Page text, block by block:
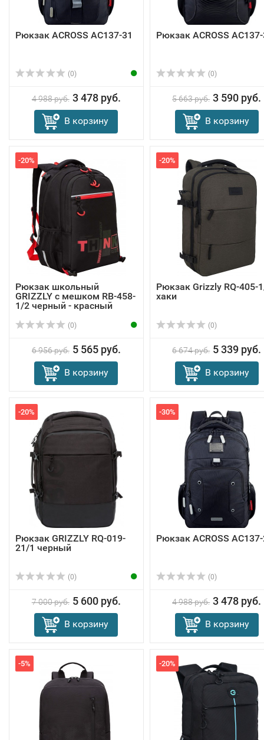
Рюкзак ACROSS AC137-31
(0)
4 988 руб. 3 478 руб.
В корзину
Рюкзак ACROSS
(0)
5 663 руб. 3 590 руб.
В корзину
-20%
Рюкзак школьный
GRIZZLY с мешком RB-458-
1/2 черный - красный
(0)
6 956 руб. 5 565 руб.
В корзину
-20%
Рюкзак Grizzly RQ-405-
хаки
(0)
6 674 руб. 5 339 руб.
В корзину
-20%
Рюкзак GRIZZLY RQ-019-
21/1 черный
(0)
7 000 руб. 5 600 руб.
В корзину
-30%
Рюкзак ACROSS
(0)
4 988 руб. 3 478 руб.
В корзину
-5% -20%